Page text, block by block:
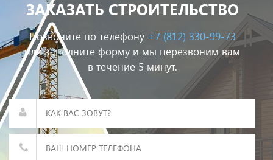
Дом из дюрисола
ЗАКАЗАТЬ СТРОИТЕЛЬСТВО
Позвоните по телефону +7 (812) 330-99-73
или заполните форму и мы перезвоним вам
в течение 5 минут.